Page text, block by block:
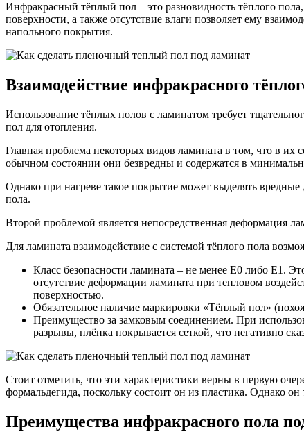
Инфракрасный тёплый пол – это разновидность тёплого
поверхности, а также отсутствие влаги позволяет ему
напольного покрытия.
Взаимодействие инфракрасного
Использование тёплых полов с ламинатом требует
пол для отопления.
Главная проблема некоторых видов ламината в том, что в
обычном состоянии они безвредны и содержатся в
Однако при нагреве такое покрытие может выделять вредные
пола.
Второй проблемой является непосредственная деформация
Для ламината взаимодействие с системой тёплого пола
Класс безопасности ламината – не менее E0 либо E1.
отсутствие деформации ламината при тепловом
поверхностью.
Обязательное наличие маркировки «Тёплый пол»
Преимущество за замковым соединением. При
разрывы, плёнка покрывается сеткой, что негативно
Стоит отметить, что эти характеристики верны в первую
формальдегида, поскольку состоит он из пластика. Однако
Преимущества инфракрасного пола